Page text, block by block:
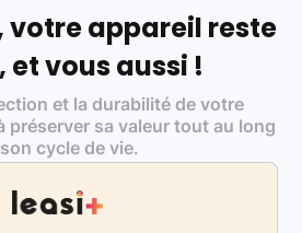
votre appareil reste
et vous aussi !
et la durabilité de votre
préserver sa valeur tout au long
cycle de vie.